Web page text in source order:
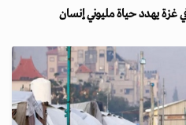
يهدد حياة مليوني إنسان